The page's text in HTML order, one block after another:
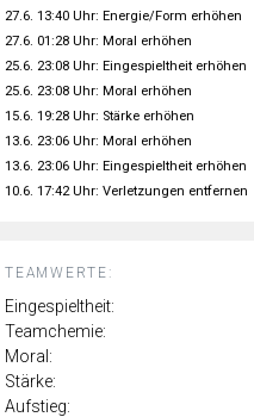
TEAMWERTE:
Eingespieltheit:
Teamchemie:
Moral:
Stärke:
Aufstieg:
27.6. 13:40 Uhr: Energie/Form erhöhen
27.6. 01:28 Uhr: Moral erhöhen
25.6. 23:08 Uhr: Eingespieltheit erhöhen
25.6. 23:08 Uhr: Moral erhöhen
15.6. 19:28 Uhr: Stärke erhöhen
13.6. 23:06 Uhr: Moral erhöhen
13.6. 23:06 Uhr: Eingespieltheit erhöhen
10.6. 17:42 Uhr: Verletzungen entfernen